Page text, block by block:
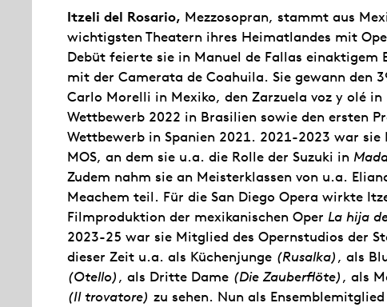
Itzeli del Rosario, Mezzosopran, stammt aus
wichtigsten Theatern ihres Heimatlandes mit
Debüt feierte sie in Manuel de Fallas einaktigem
mit der Camerata de Coahuila. Sie gewann den
Carlo Morelli in Mexiko, den Zarzuela voz y olé
Wettbewerb 2022 in Brasilien sowie den ersten
Wettbewerb in Spanien 2021. 2021-2023 war
MOS, an dem sie u.a. die Rolle der Suzuki in
Zudem nahm sie an Meisterklassen von u.a.
Meachem teil. Für die San Diego Opera wirkte
Filmproduktion der mexikanischen Oper La hija
2023-25 war sie Mitglied des Opernstudios der
dieser Zeit u.a. als Küchenjunge (Rusalka), als
(Otello), als Dritte Dame (Die Zauberflöte), als
(Il trovatore) zu sehen. Nun als